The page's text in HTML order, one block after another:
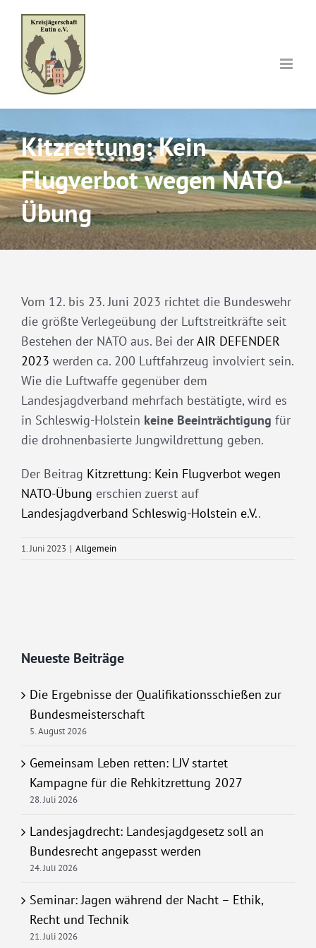
content
Kitzrettung: Kein
Flugverbot wegen NATO-
Übung
Vom 12. bis 23. Juni 2023 richtet die Bundeswehr
die größte Verlegeübung der Luftstreitkräfte seit
Bestehen der NATO aus. Bei derAIR DEFENDER
2023 werden ca. 200 Luftfahrzeug involviert sein.
Wie die Luftwaffe gegenüber dem
Landesjagdverband mehrfach bestätigte, wird es
in Schleswig-Holstein keine Beeinträchtigung für
die drohnenbasierte Jungwildrettung geben.
Der Beitrag Kitzrettung: Kein Flugverbot wegen
NATO-Übung erschien zuerst auf
Landesjagdverband Schleswig-Holstein e.V..
1. Juni 2023 | Allgemein
Neueste Beiträge
Die Ergebnisse der Qualifikationsschießen zur
Bundesmeisterschaft
5. August 2026
Gemeinsam Leben retten: LJV startet
Kampagne für die Rehkitzrettung 2027
28. Juli 2026
Landesjagdrecht: Landesjagdgesetz soll an
Bundesrecht angepasst werden
24. Juli 2026
Seminar: Jagen während der Nacht – Ethik,
Recht und Technik
21. Juli 2026